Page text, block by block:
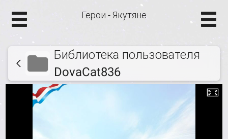
Герои - Якутяне
Библиотека пользователя
DovaCat836